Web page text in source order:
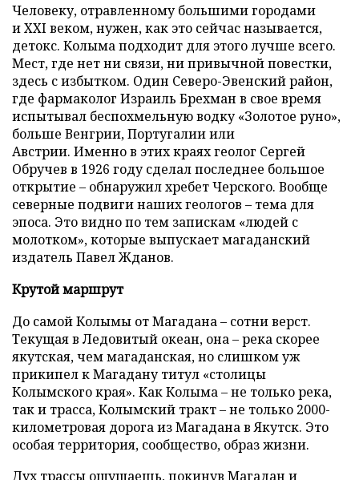
Человеку, отравленному большими городами
и XXI веком, нужен, как это сейчас называется,
детокс. Колыма подходит для этого лучше всего.
Мест, где нет ни связи, ни привычной повестки,
здесь с избытком. Один Северо-Эвенский район,
где фармаколог Израиль Брехман в свое время
испытывал беспохмельную водку «Золотое руно»,
больше Венгрии, Португалии или
Австрии. Именно в этих краях геолог Сергей
Обручев в 1926 году сделал последнее большое
открытие – обнаружил хребет Черского. Вообще
северные подвиги наших геологов – тема для
эпоса. Это видно по тем запискам «людей с
молотком», которые выпускает магаданский
издатель Павел Жданов.
Крутой маршрут
До самой Колымы от Магадана – сотни верст.
Текущая в Ледовитый океан, она – река скорее
якутская, чем магаданская, но слишком уж
прикипел к Магадану титул «столицы
Колымского края». Как Колыма – не только река,
так и трасса, Колымский тракт – не только 2000-
километровая дорога из Магадана в Якутск. Это
особая территория, сообщество, образ жизни.
Дух трассы ощущаешь, покинув Магадан и